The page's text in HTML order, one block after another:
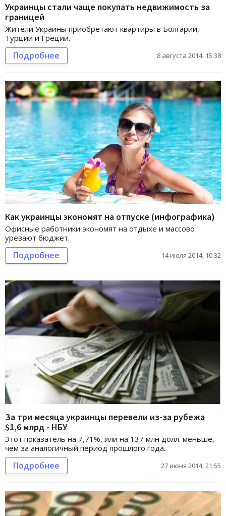
Украинцы стали чаще покупать недвижимость за
границей
Жители Украины приобретают квартиры в Болгарии,
Турции и Греции.
Подробнее 8 августа 2014, 15:38
Как украинцы экономят на отпуске (инфографика)
Офисные работники экономят на отдыхе и массово
урезают бюджет.
Подробнее 14 июля 2014, 10:32
За три месяца украинцы перевели из-за рубежа
$1,6 млрд - НБУ
Этот показатель на 7,71%, или на 137 млн долл. меньше,
чем за аналогичный период прошлого года.
Подробнее 27 июня 2014, 21:55